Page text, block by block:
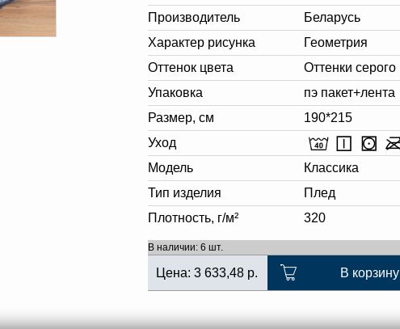
Производитель
Беларусь
Характер рисунка
Геометрия
Оттенок цвета
Оттенки серого
Упаковка
пэ пакет+лента
Размер, см
190*215
Уход
Модель
Классика
Тип изделия
Плед
Плотность, г/м²
320
В наличии: 6 шт.
Цена: 3 633,48 р. В корзину